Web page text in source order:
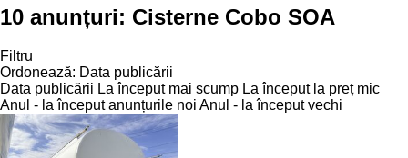
10 anunțuri: Cisterne Cobo SOA
Filtru
Ordonează: Data publicării
Data publicării La început mai scump La început la preț mic
Anul - la început anunțurile noi Anul - la început vechi